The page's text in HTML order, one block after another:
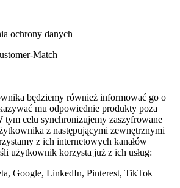
ochrony danych
Match
będziemy również informować go o
mu odpowiednie produkty poza
tym celu synchronizujemy zaszyfrowane
z następującymi zewnętrznymi
z ich internetowych kanałów
użytkownik korzysta już z ich usług:
Google, LinkedIn, Pinterest, TikTok